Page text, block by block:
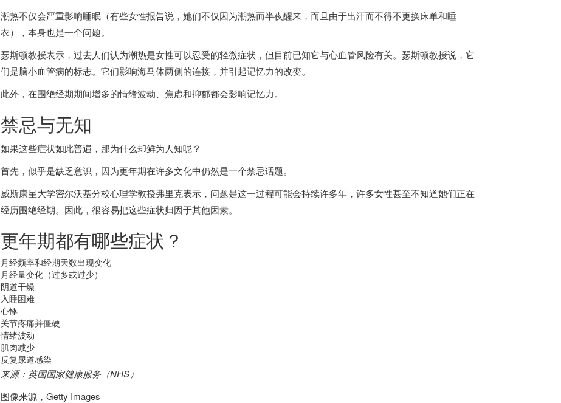
潮热不仅会严重影响睡眠（有些女性报告说，她们不仅因为潮热而半夜醒来，而且由于出汗而不得不更换床单和睡
衣），本身也是一个问题。
瑟斯顿教授表示，过去人们认为潮热是女性可以忍受的轻微症状，但目前已知它与心血管风险有关。瑟斯顿教授说，它
们是脑小血管病的标志。它们影响海马体两侧的连接，并引起记忆力的改变。
此外，在围绝经期期间增多的情绪波动、焦虑和抑郁都会影响记忆力。
禁忌与无知
如果这些症状如此普遍，那为什么却鲜为人知呢？
首先，似乎是缺乏意识，因为更年期在许多文化中仍然是一个禁忌话题。
威斯康星大学密尔沃基分校心理学教授弗里克表示，问题是这一过程可能会持续许多年，许多女性甚至不知道她们正在
经历围绝经期。因此，很容易把这些症状归因于其他因素。
更年期都有哪些症状？
月经频率和经期天数出现变化
月经量变化（过多或过少）
阴道干燥
入睡困难
心悸
关节疼痛并僵硬
情绪波动
肌肉减少
反复尿道感染
来源： 英国国家健康服务（NHS）
图像来源， Getty Images